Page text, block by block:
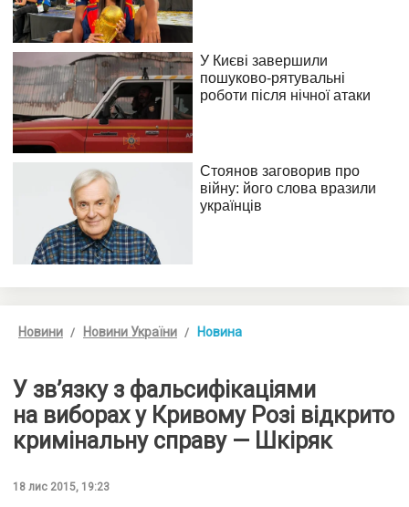
Новини Новини України Новина
У зв’язку з фальсифікаціями
на виборах у Кривому Розі відкрито
кримінальну справу — Шкіряк
18 лис 2015, 19:23